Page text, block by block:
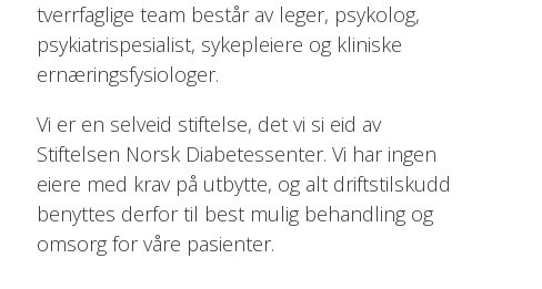
tverrfaglige team består av leger, psykolog,
psykiatrispesialist, sykepleiere og kliniske
ernæringsfysiologer.
Vi er en selveid stiftelse, det vi si eid av
Stiftelsen Norsk Diabetessenter. Vi har ingen
eiere med krav på utbytte, og alt driftstilskudd
benyttes derfor til best mulig behandling og
omsorg for våre pasienter.